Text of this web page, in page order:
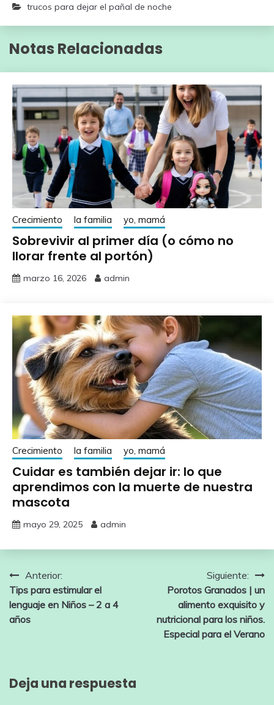
trucos para dejar el pañal de noche
Notas Relacionadas
Crecimiento la familia yo, mamá
Sobrevivir al primer día (o cómo no
llorar frente al portón)
marzo 16, 2026 admin
Crecimiento la familia yo, mamá
Cuidar es también dejar ir: lo que
aprendimos con la muerte de nuestra
mascota
mayo 29, 2025 admin
Navegación
de
entradas
Anterior:
Tips para estimular el
lenguaje en Niños – 2 a 4
años
Siguiente:
Porotos Granados | un
alimento exquisito y
nutricional para los niños.
Especial para el Verano
Deja una respuesta